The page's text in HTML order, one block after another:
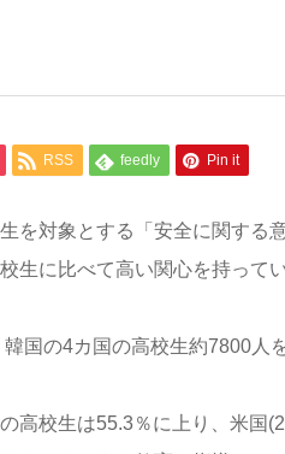
RSS feedly Pin it
を対象とする「安全に関する
生に比べて高い関心を持って
国の4カ国の高校生約7800人
高校生は55.3％に上り、米国